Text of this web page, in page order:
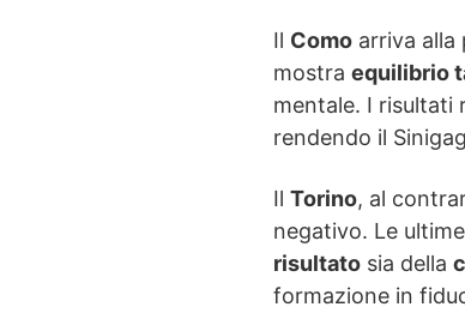
Il Como arriva
mostra equilibrio
mentale. I risultati
rendendo il
Il Torino, al
negativo. Le
risultato sia della
formazione in